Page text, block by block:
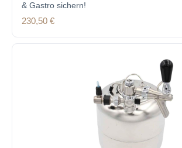
& Gastro sichern!
Regulärer Preis:
230,50 €